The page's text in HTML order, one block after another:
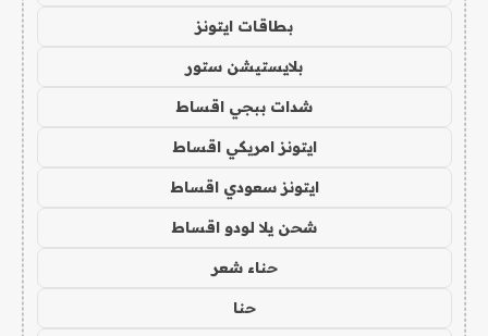
بطاقات ايتونز
بلايستيشن ستور
شدات ببجي اقساط
ايتونز امريكي اقساط
ايتونز سعودي اقساط
شحن يلا لودو اقساط
حناء شعر
حنا